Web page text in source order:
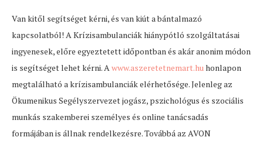
Van kitől segítséget kérni, és van kiút a bántalmazó
kapcsolatból! A Krízisambulanciák hiánypótló szolgáltatásai
ingyenesek, előre egyeztetett időpontban és akár anonim módon
is segítséget lehet kérni. Awww.aszeretetnemart.huhonlapon
megtalálható a krízisambulanciák elérhetősége. Jelenleg az
Ökumenikus Segélyszervezet jogász, pszichológus és szociális
munkás szakemberei személyes és online tanácsadás
formájában is állnak rendelkezésre. Továbbá az AVON